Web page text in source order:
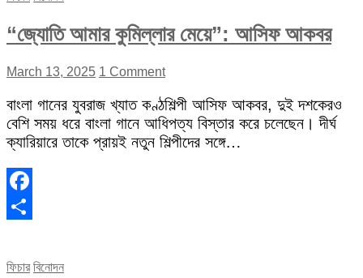
“জ্যোতি আমার কুমিল্লার মেয়ে”: আসিফ আকবর
March 13, 2025 1 Comment
বাংলা গানের যুবরাজ খ্যাত কণ্ঠশিল্পী আসিফ আকবর, দুই দশকেরও
বেশি সময় ধরে বাংলা গানে আধিপত্য বিস্তার করে চলেছেন। দীর্ঘ
ক্যারিয়ারে তাকে প্রায়ই নতুন শিল্পীদের সঙ্গে…
Facebook
ফিচার বিনোদন